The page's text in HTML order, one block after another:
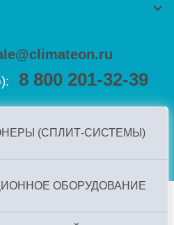
8 800 201-32-39
(СПЛИТ-СИСТЕМЫ)
ОБОРУДОВАНИЕ